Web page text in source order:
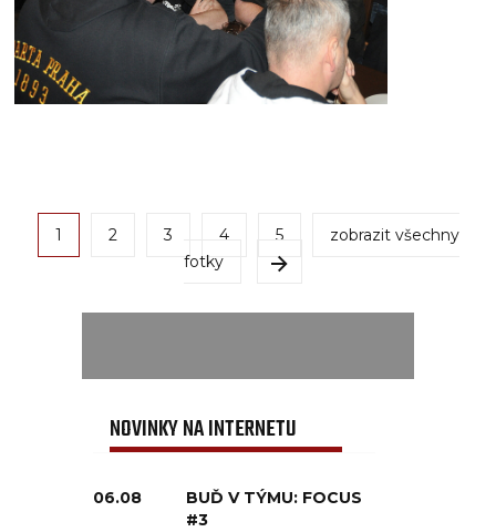
1 2 3 4 5
zobrazit všechny
fotky
NOVINKY NA INTERNETU
06.08
BUĎ V TÝMU: FOCUS
#3